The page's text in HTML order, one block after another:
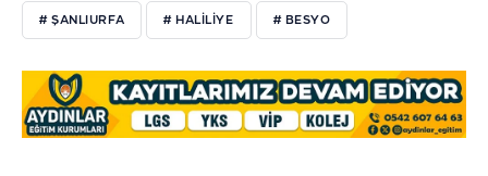
# ŞANLIURFA # HALİLİYE # BESYO